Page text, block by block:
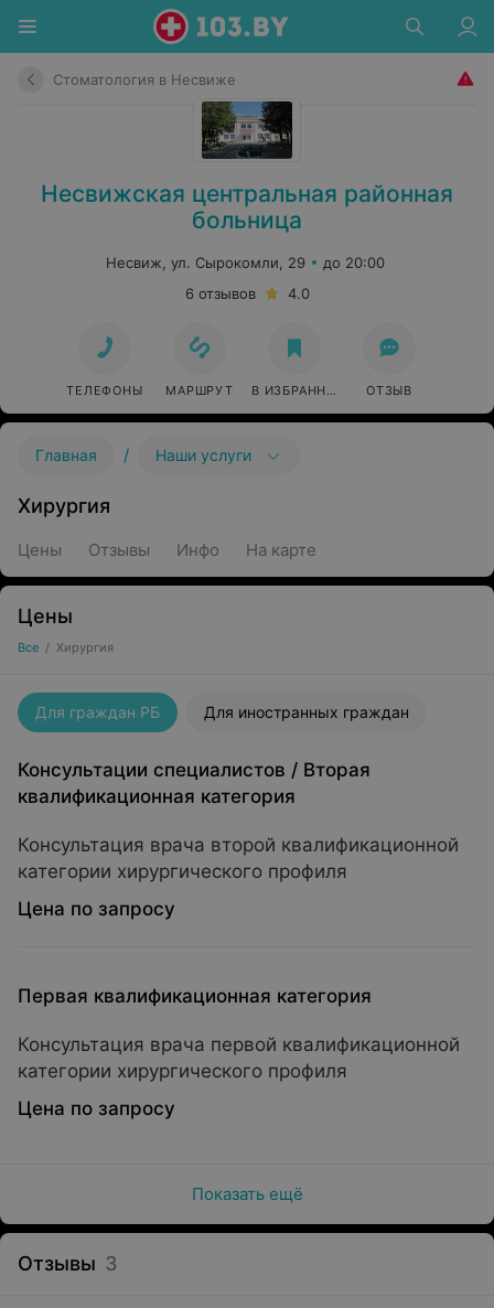
Стоматология в Несвиже
Несвижская центральная районная
больница
Несвиж, ул. Сырокомли, 29
до 20:00
6 отзывов
4.0
ТЕЛЕФОНЫ МАРШРУТ В ИЗБРАННОЕ ОТЗЫВ
Главная / Наши услуги
Хирургия
Цены Отзывы Инфо На карте
Цены
Все / Хирургия
Для граждан РБ Для иностранных граждан
Консультации специалистов / Вторая
квалификационная категория
Консультация врача второй квалификационной
категории хирургического профиля
Цена по запросу
Первая квалификационная категория
Консультация врача первой квалификационной
категории хирургического профиля
Цена по запросу
Показать ещё
Отзывы 3